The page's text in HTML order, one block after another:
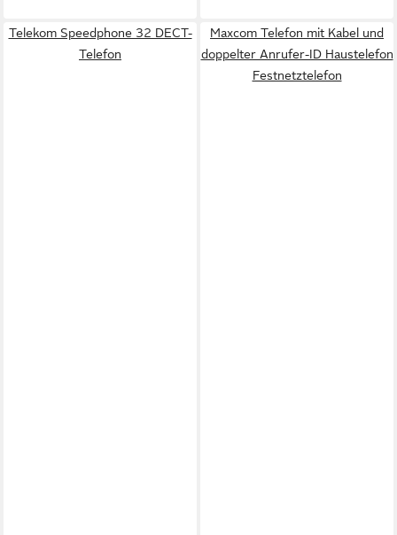
Telekom Speedphone 32 DECT-
Telefon
Maxcom Telefon mit Kabel und
doppelter Anrufer-ID Haustelefon
Festnetztelefon